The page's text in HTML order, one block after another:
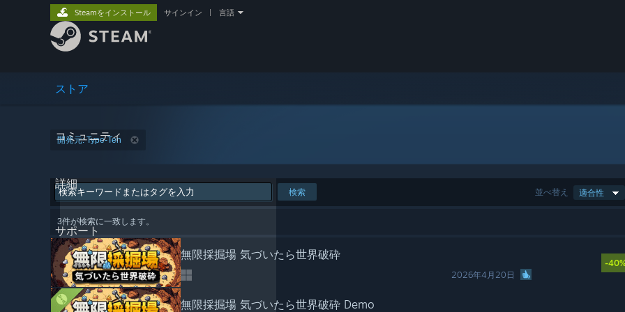
ストア
コミュニティ
詳細
サポート
Steamをインストール サインイン 言語
開発元: Type-Ten
並べ替え 適合性
検索
3件が検索に一致します。
無限採掘場 気づいたら世界破砕
2026年4月20日
-
無限採掘場 気づいたら世界破砕 Demo